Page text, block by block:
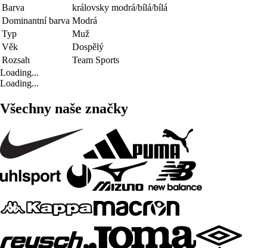
Barva
královsky modrá/bílá/bílá
Dominantní barva Modrá
Typ
Muž
Věk
Dospělý
Rozsah
Team Sports
Loading...
Loading...
Všechny naše značky